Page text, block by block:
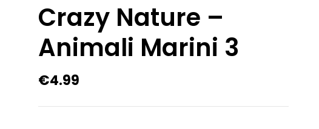
Crazy Nature –
Animali Marini 3
€4.99